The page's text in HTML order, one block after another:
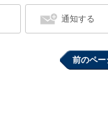
通知する
前のペー